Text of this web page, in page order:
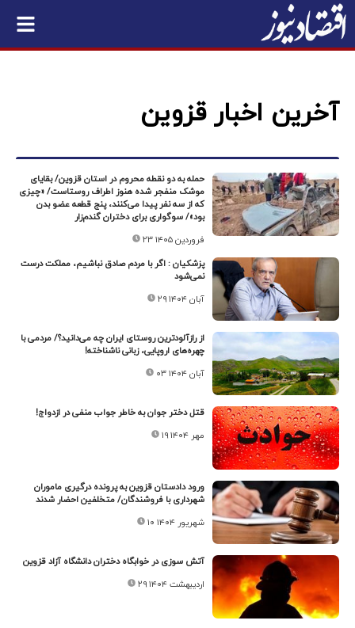
آخرین اخبار قزوین
حمله به دو نقطه محروم در استان قزوین/ بقایای
موشک منفجر شده هنوز اطراف روستاست/ «چیزی
که از سه نفر پیدا می‌کنند، پنج قطعه عضو بدن
بود»/ سوگواری برای دختران گندم‌زار
۲۳ فروردین ۱۴۰۵
پزشکیان : اگر با مردم صادق نباشیم، مملکت درست
نمی‌شود
۲۹ آبان ۱۴۰۴
از رازآلودترین روستای ایران چه می‌دانید؟/ مردمی با
چهره‌های اروپایی، زبانی ناشناخته!
۰۳ آبان ۱۴۰۴
قتل دختر جوان به خاطر جواب منفی در ازدواج!
۱۹ مهر ۱۴۰۴
ورود دادستان قزوین به پرونده درگیری ماموران
شهرداری با فروشندگان/ متخلفین احضار شدند
۱۰ شهریور ۱۴۰۴
آتش سوزی در خوابگاه دختران دانشگاه آزاد قزوین
۲۹ اردیبهشت ۱۴۰۴